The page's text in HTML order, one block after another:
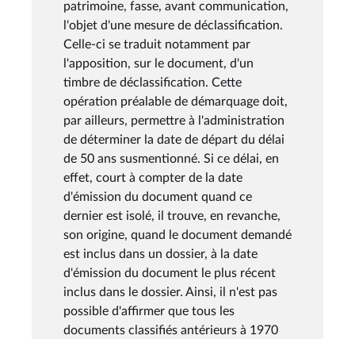
patrimoine, fasse, avant communication,
l'objet d'une mesure de déclassification.
Celle-ci se traduit notamment par
l'apposition, sur le document, d'un
timbre de déclassification. Cette
opération préalable de démarquage doit,
par ailleurs, permettre à l'administration
de déterminer la date de départ du délai
de 50 ans susmentionné. Si ce délai, en
effet, court à compter de la date
d'émission du document quand ce
dernier est isolé, il trouve, en revanche,
son origine, quand le document demandé
est inclus dans un dossier, à la date
d'émission du document le plus récent
inclus dans le dossier. Ainsi, il n'est pas
possible d'affirmer que tous les
documents classifiés antérieurs à 1970